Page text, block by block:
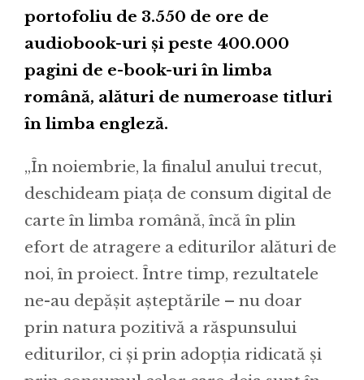
portofoliu de 3.550 de ore de
audiobook-uri și peste 400.000
pagini de e-book-uri în limba
română, alături de numeroase titluri
în limba engleză.
„În noiembrie, la finalul anului trecut,
deschideam piața de consum digital de
carte în limba română, încă în plin
efort de atragere a editurilor alături de
noi, în proiect. Între timp, rezultatele
ne-au depășit așteptările – nu doar
prin natura pozitivă a răspunsului
editurilor, ci și prin adopția ridicată și